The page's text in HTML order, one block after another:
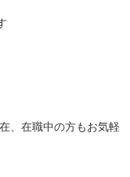
、在職中の方もお気軽